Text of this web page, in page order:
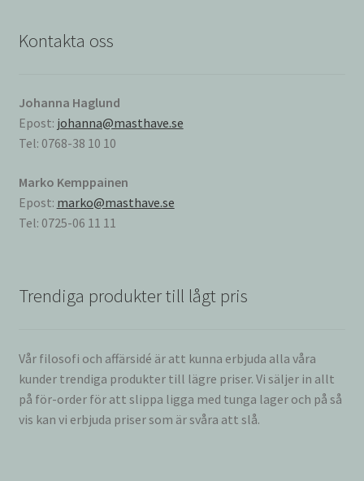
Kontakta oss
Johanna Haglund
Epost: johanna@masthave.se
Tel: 0768-38 10 10
Marko Kemppainen
Epost: marko@masthave.se
Tel: 0725-06 11 11
Trendiga produkter till lågt pris
Vår filosofi och affärsidé är att kunna erbjuda alla våra
kunder trendiga produkter till lägre priser. Vi säljer in allt
på för-order för att slippa ligga med tunga lager och på så
vis kan vi erbjuda priser som är svåra att slå.